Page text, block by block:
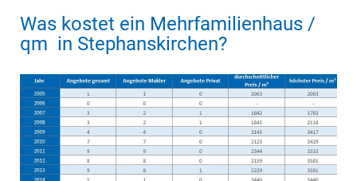
Was kostet ein Mehrfamilienhaus /
qm in Stephanskirchen?